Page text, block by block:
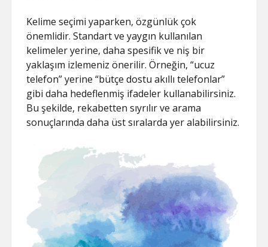
Kelime seçimi yaparken, özgünlük çok
önemlidir. Standart ve yaygın kullanılan
kelimeler yerine, daha spesifik ve niş bir
yaklaşım izlemeniz önerilir. Örneğin, “ucuz
telefon” yerine “bütçe dostu akıllı telefonlar”
gibi daha hedeflenmiş ifadeler kullanabilirsiniz.
Bu şekilde, rekabetten sıyrılır ve arama
sonuçlarında daha üst sıralarda yer alabilirsiniz.